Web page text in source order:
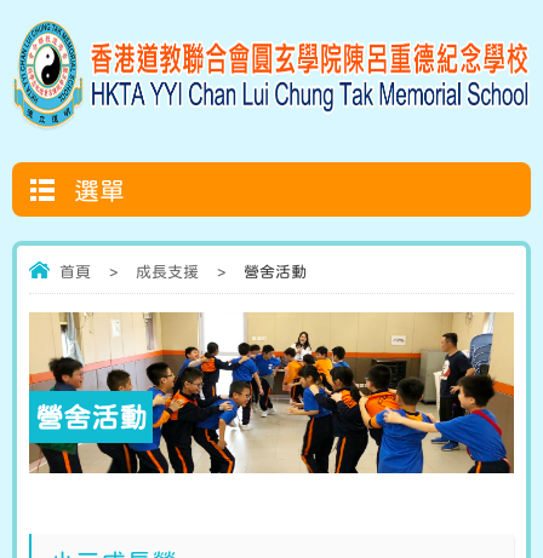
選單
首頁 > 成長支援 > 營舍活動
營舍活動